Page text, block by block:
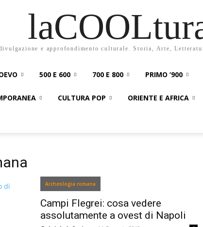
e approfondimento culturale. Storia, Arte,
500 E 600 700 E 800 PRIMO ‘900
CULTURA POP ORIENTE E AFRICA
Archeologia romana
Campi Flegrei: cosa vedere
assolutamente a ovest di Napoli